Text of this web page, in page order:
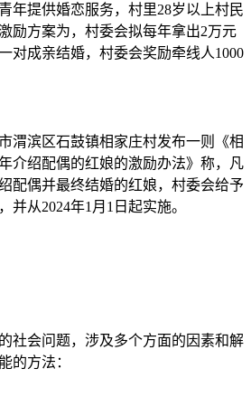
年提供婚恋服务，村里28岁以上村民
励方案为，村委会拟每年拿出2万元
对成亲结婚，村委会奖励牵线人1000
渭滨区石鼓镇相家庄村发布一则《相
介绍配偶的红娘的激励办法》称，凡
配偶并最终结婚的红娘，村委会给予
并从2024年1月1日起实施。
社会问题，涉及多个方面的因素和解
的方法：